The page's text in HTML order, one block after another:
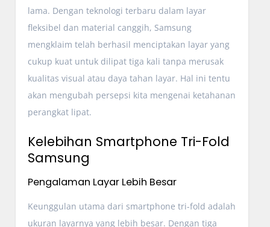
lama. Dengan teknologi terbaru dalam layar
fleksibel dan material canggih, Samsung
mengklaim telah berhasil menciptakan layar yang
cukup kuat untuk dilipat tiga kali tanpa merusak
kualitas visual atau daya tahan layar. Hal ini tentu
akan mengubah persepsi kita mengenai ketahanan
perangkat lipat.
Kelebihan Smartphone Tri-Fold
Samsung
Pengalaman Layar Lebih Besar
Keunggulan utama dari smartphone tri-fold adalah
ukuran layarnya yang lebih besar. Dengan tiga